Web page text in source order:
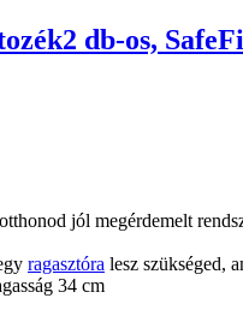
2 db-os,
jól megérdemelt
ragasztóra lesz szükséged,
34 cm